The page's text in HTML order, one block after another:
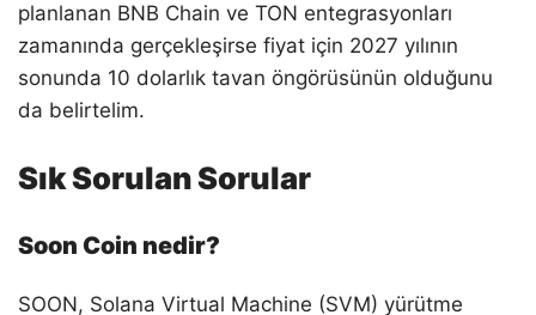
planlanan BNB Chain ve TON entegrasyonları
zamanında gerçekleşirse fiyat için 2027 yılının
sonunda 10 dolarlık tavan öngörüsünün olduğunu
da belirtelim.
Sık Sorulan Sorular
Soon Coin nedir?
SOON, Solana Virtual Machine (SVM) yürütme